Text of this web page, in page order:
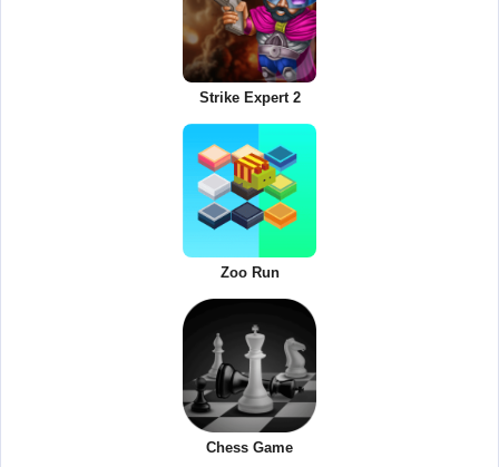
Strike Expert 2
Zoo Run
Chess Game